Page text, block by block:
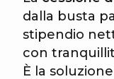
dalla busta
stipendio
con
È la